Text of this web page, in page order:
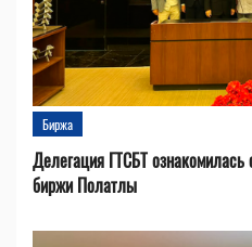
Биржа
Делегация ГТСБТ ознакомилась
биржи Полатлы